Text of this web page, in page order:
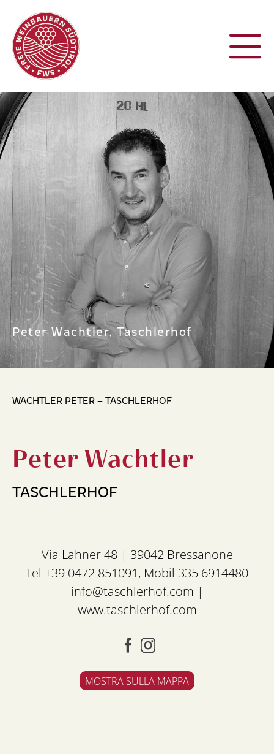
Peter Wachtler, Taschlerhof
WACHTLER PETER – TASCHLERHOF
Peter Wachtler
TASCHLERHOF
Via Lahner 48 | 39042 Bressanone
Tel +39 0472 851091, Mobil 335 6914480
info@taschlerhof.com |
www.taschlerhof.com
MOSTRA SULLA MAPPA